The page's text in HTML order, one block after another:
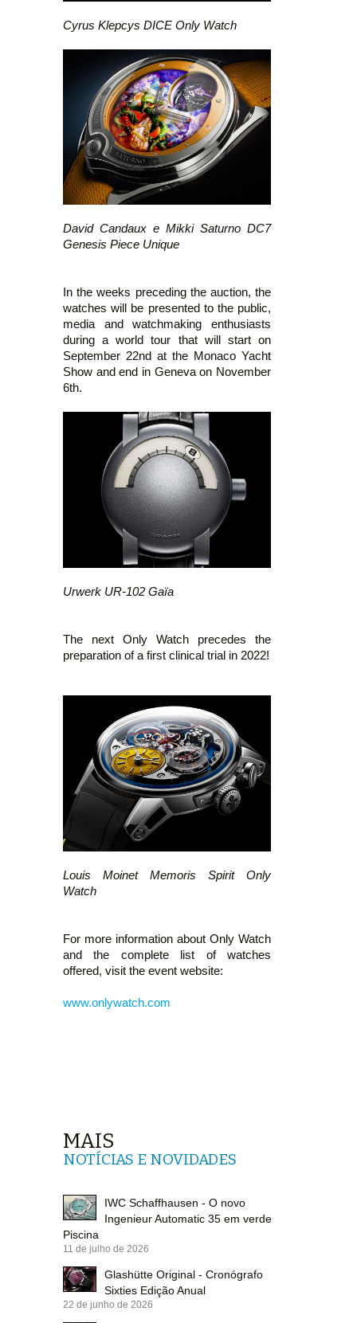
Cyrus Klepcys DICE Only Watch
David Candaux e Mikki Saturno DC7
Genesis Piece Unique
In the weeks preceding the auction, the
watches will be presented to the public,
media and watchmaking enthusiasts
during a world tour that will start on
September 22nd at the Monaco Yacht
Show and end in Geneva on November
6th.
Urwerk UR-102 Gaïa
The next Only Watch precedes the
preparation of a first clinical trial in 2022!
Louis Moinet Memoris Spirit Only
Watch
For more information about Only Watch
and the complete list of watches
offered, visit the event website:
www.onlywatch.com
MAIS
NOTÍCIAS E NOVIDADES
IWC Schaffhausen - O novo
Ingenieur Automatic 35 em verde
Piscina
11 de julho de 2026
Glashütte Original - Cronógrafo
Sixties Edição Anual
22 de junho de 2026